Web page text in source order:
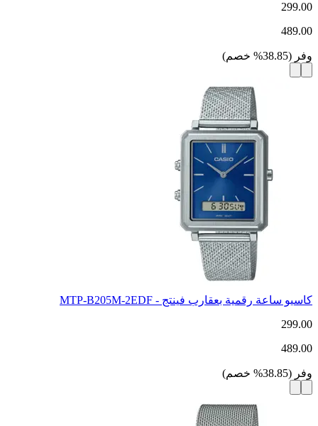
299.00
489.00
وفر (
38.85
% خصم)
كاسيو ساعة رقمية بعقارب فينتج - MTP-B205M-2EDF
299.00
489.00
وفر (
38.85
% خصم)